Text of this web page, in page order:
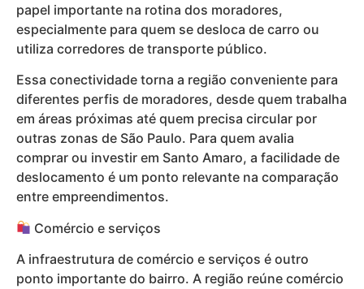
papel importante na rotina dos moradores,
especialmente para quem se desloca de carro ou
utiliza corredores de transporte público.
Essa conectividade torna a região conveniente para
diferentes perfis de moradores, desde quem trabalha
em áreas próximas até quem precisa circular por
outras zonas de São Paulo. Para quem avalia
comprar ou investir em Santo Amaro, a facilidade de
deslocamento é um ponto relevante na comparação
entre empreendimentos.
Comércio e serviços
A infraestrutura de comércio e serviços é outro
ponto importante do bairro. A região reúne comércio